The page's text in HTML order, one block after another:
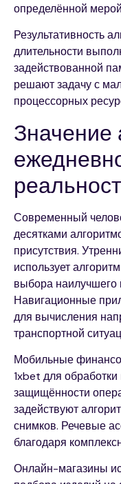
определённой
Результативность
длительности
задействованной
решают задачу с
процессорных
Значение
Современный
десятками
присутствия.
использует
выбора наилучшего
Навигационные
для вычисления
транспортной
Мобильные
1xbet для
защищённости
задействуют
снимков. Речевые
благодаря
Онлайн-магазины